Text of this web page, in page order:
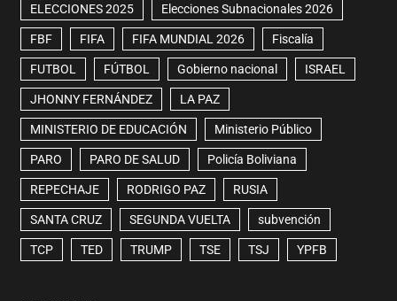
ELECCIONES 2025 Elecciones Subnacionales 2026
FBF FIFA FIFA MUNDIAL 2026 Fiscalía
FUTBOL FÚTBOL Gobierno nacional ISRAEL
JHONNY FERNÁNDEZ LA PAZ
MINISTERIO DE EDUCACIÓN Ministerio Público
PARO PARO DE SALUD Policía Boliviana
REPECHAJE RODRIGO PAZ RUSIA
SANTA CRUZ SEGUNDA VUELTA subvención
TCP TED TRUMP TSE TSJ YPFB